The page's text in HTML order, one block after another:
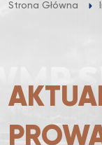
Strona Główna